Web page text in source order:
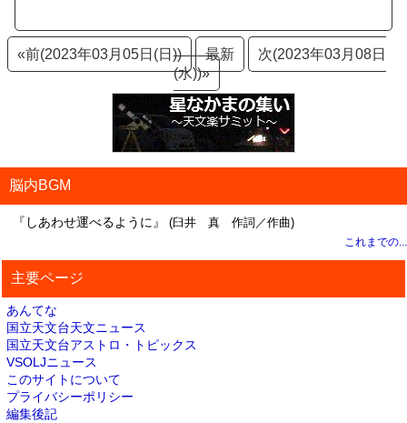
«前(2023年03月05日(日)) 最新
次(2023年03月08日
(水))»
脳内BGM
『しあわせ運べるように』 (臼井 真 作詞／作曲)
これまでの...
主要ページ
あんてな
国立天文台天文ニュース
国立天文台アストロ・トピックス
VSOLJニュース
このサイトについて
プライバシーポリシー
編集後記